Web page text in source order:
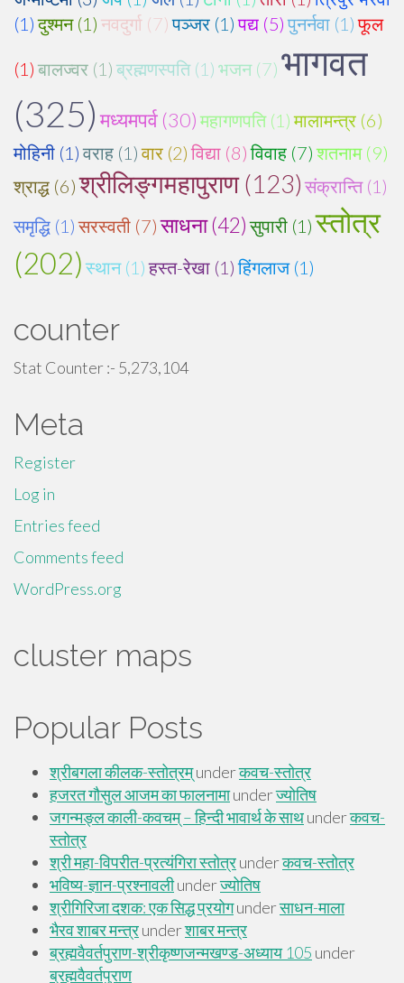
(1) दुश्मन (1) नवदुर्गा (7) पञ्जर (1) पद्य (5) पुनर्नवा (1) फूल
(1) बालज्वर (1) ब्रह्मणस्पति (1) भजन (7) भागवत
(325) मध्यमपर्व (30) महागणपति (1) मालामन्त्र (6)
मोहिनी (1) वराह (1) वार (2) विद्या (8) विवाह (7) शतनाम (9)
श्राद्ध (6) श्रीलिङ्गमहापुराण (123) संक्रान्ति (1)
समृद्धि (1) सरस्वती (7) साधना (42) सुपारी (1) स्तोत्र
(202) स्थान (1) हस्त-रेखा (1) हिंगलाज (1)
counter
Stat Counter :- 5,273,104
Meta
Register
Log in
Entries feed
Comments feed
WordPress.org
cluster maps
Popular Posts